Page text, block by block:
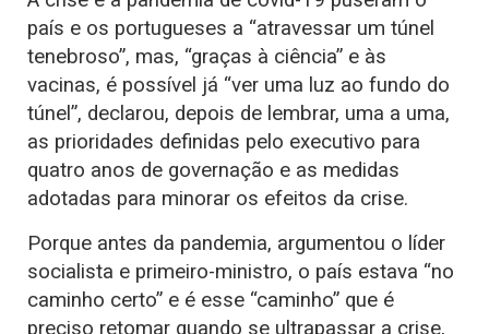
país e os portugueses a “atravessar um túnel
tenebroso”, mas, “graças à ciência” e às
vacinas, é possível já “ver uma luz ao fundo do
túnel”, declarou, depois de lembrar, uma a uma,
as prioridades definidas pelo executivo para
quatro anos de governação e as medidas
adotadas para minorar os efeitos da crise.
Porque antes da pandemia, argumentou o líder
socialista e primeiro-ministro, o país estava “no
caminho certo” e é esse “caminho” que é
preciso retomar quando se ultrapassar a crise,